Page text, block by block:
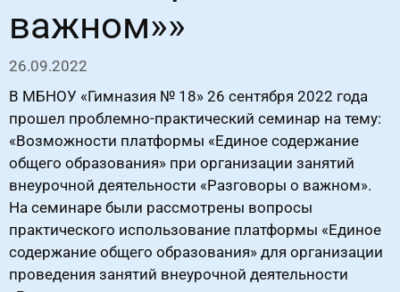
важном»»
26.09.2022
В МБНОУ «Гимназия № 18» 26 сентября 2022 года
прошел проблемно-практический семинар на тему:
«Возможности платформы «Единое содержание
общего образования» при организации занятий
внеурочной деятельности «Разговоры о важном».
На семинаре были рассмотрены вопросы
практического использование платформы «Единое
содержание общего образования» для организации
проведения занятий внеурочной деятельности